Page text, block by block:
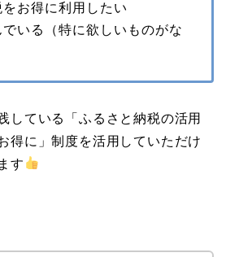
お得に利用したい
いる（特に欲しいものがな
している「ふるさと納税の活用
得に」制度を活用していただけ
す